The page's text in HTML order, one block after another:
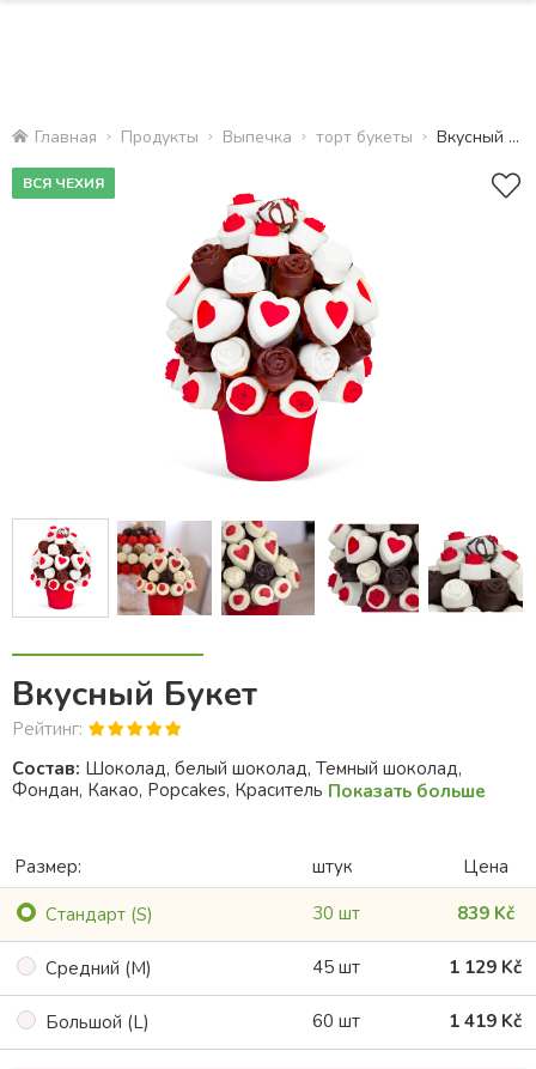
Главная Продукты Bыпечка торт букеты Вкусный Букет
ВСЯ ЧЕХИЯ
Вкусный Букет
Рейтинг:
Состав: Шоколад, белый шоколад, Темный шоколад,
Фондан, Какао, Popcakes, Краситель Показать больше
Размер: штук
Цена
Cтандарт (S)
30 шт 839 Kč
Cредний (M) 45 шт 1 129 Kč
Большой (L) 60 шт 1 419 Kč